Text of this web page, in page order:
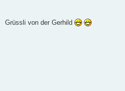
Grüssli von der Gerhild